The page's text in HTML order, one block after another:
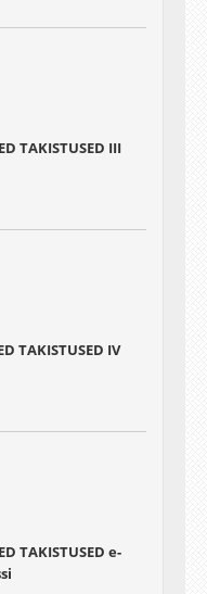
TAKISTUSED III
TAKISTUSED IV
TAKISTUSED e-